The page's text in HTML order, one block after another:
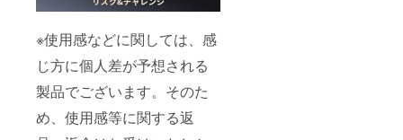
※使用感などに関しては、感
じ方に個人差が予想される
製品でございます。そのた
め、使用感等に関する返